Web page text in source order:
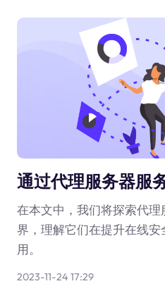
通过代理服务器服
在本文中，我们将探索代
界，理解它们在提升在线
用。
2023-11-24 17:29